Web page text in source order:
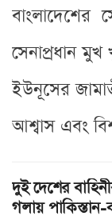
বাংলাদেশের
সেনাপ্রধান
ইউনূসের
আশ্বাস এবং
দুই দেশের
গলায় পাকিস্তান-